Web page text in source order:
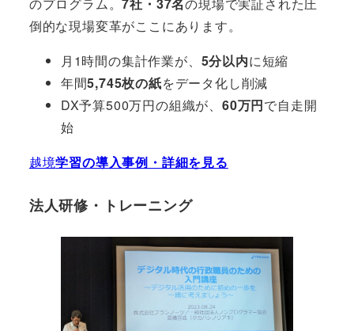
倒的な現場変革がここにあります。
月1時間の集計作業が、 5分以内に短縮
年間5,745枚の紙をデータ化し削減
DX予算500万円の組織が、 60万円で自走開
始
越境学習の導入事例・詳細を見る
法人研修・トレーニング